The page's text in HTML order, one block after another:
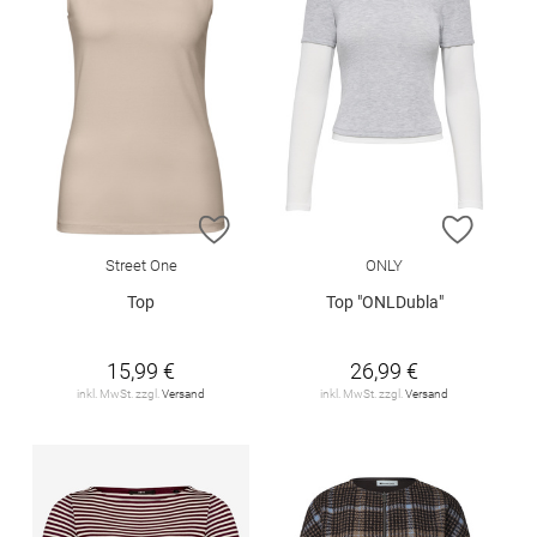
ZUR WUNSCHLISTE HINZUFÜGEN
Street One
Top
15,99 €
inkl. MwSt. zzgl. Versand
ZUR
ONLY
Top "ONLDubla"
26,99 €
inkl. MwSt. zzgl. Versand